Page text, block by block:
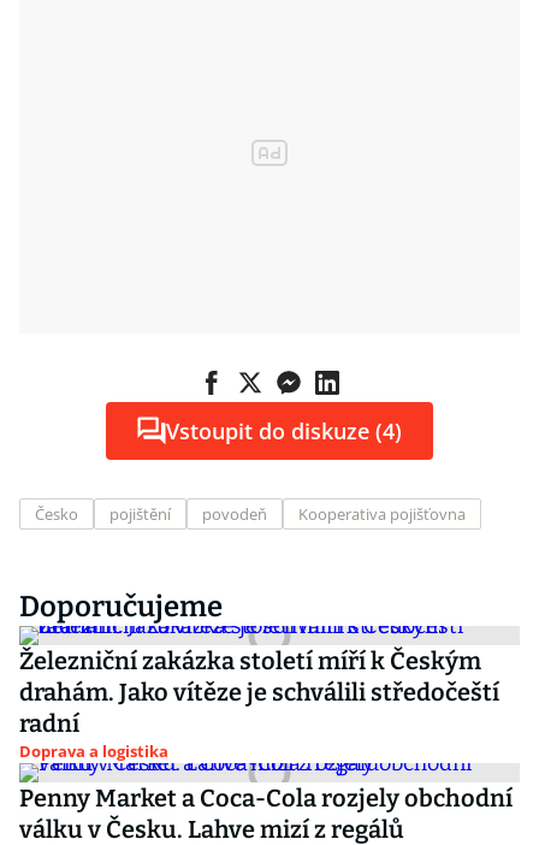
Vstoupit do diskuze (4)
Česko pojištění povodeň Kooperativa pojišťovna
Doporučujeme
Železniční zakázka století míří k Českým
drahám. Jako vítěze je schválili středočeští
radní
Doprava a logistika
Penny Market a Coca-Cola rozjely obchodní
válku v Česku. Lahve mizí z regálů